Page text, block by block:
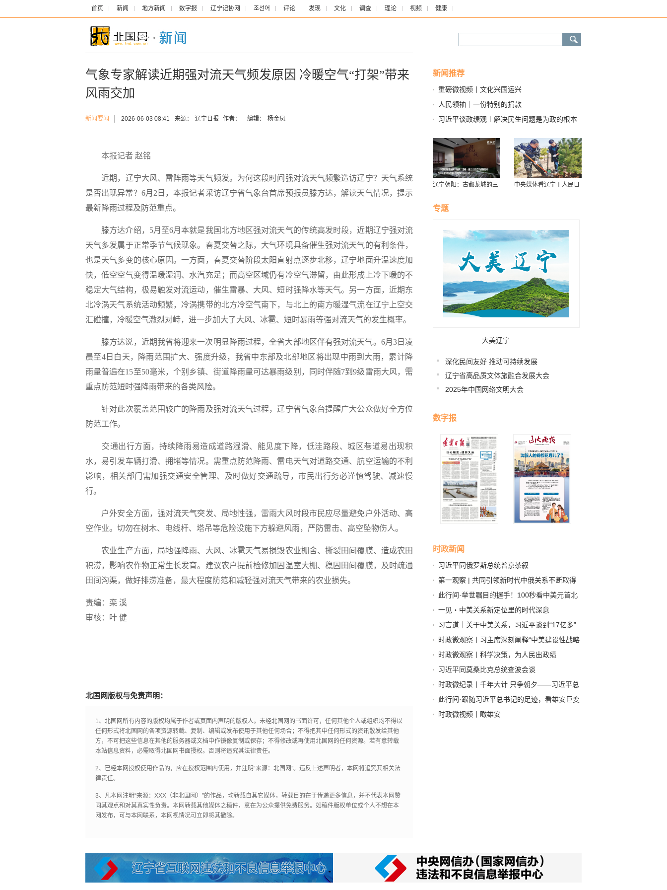
首页 新闻 地方新闻 数字报 辽宁记协网 조선어 评论 发现 文化 调查 理论 视频 健康
气象专家解读近期强对流天气频发原因 冷暖空气“打架”带来
风雨交加
新闻要闻 2026-06-03 08:41 来源： 辽宁日报 作者： 编辑： 杨金凤
本报记者 赵铭
近期，辽宁大风、雷阵雨等天气频发。为何这段时间强对流天气频繁造访辽宁？天气系统
是否出现异常？6月2日，本报记者采访辽宁省气象台首席预报员滕方达，解读天气情况，提示
最新降雨过程及防范重点。
滕方达介绍，5月至6月本就是我国北方地区强对流天气的传统高发时段，近期辽宁强对流
天气多发属于正常季节气候现象。春夏交替之际，大气环境具备催生强对流天气的有利条件，
也是天气多变的核心原因。一方面，春夏交替阶段太阳直射点逐步北移，辽宁地面升温速度加
快，低空空气变得温暖湿润、水汽充足；而高空区域仍有冷空气滞留，由此形成上冷下暖的不
稳定大气结构，极易触发对流运动，催生雷暴、大风、短时强降水等天气。另一方面，近期东
北冷涡天气系统活动频繁，冷涡携带的北方冷空气南下，与北上的南方暖湿气流在辽宁上空交
汇碰撞，冷暖空气激烈对峙，进一步加大了大风、冰雹、短时暴雨等强对流天气的发生概率。
滕方达说，近期我省将迎来一次明显降雨过程，全省大部地区伴有强对流天气。6月3日凌
晨至4日白天，降雨范围扩大、强度升级，我省中东部及北部地区将出现中雨到大雨，累计降
雨量普遍在15至50毫米，个别乡镇、街道降雨量可达暴雨级别，同时伴随7到9级雷雨大风，需
重点防范短时强降雨带来的各类风险。
针对此次覆盖范围较广的降雨及强对流天气过程，辽宁省气象台提醒广大公众做好全方位
防范工作。
交通出行方面，持续降雨易造成道路湿滑、能见度下降，低洼路段、城区巷道易出现积
水，易引发车辆打滑、拥堵等情况。需重点防范降雨、雷电天气对道路交通、航空运输的不利
影响，相关部门需加强交通安全管理、及时做好交通疏导，市民出行务必谨慎驾驶、减速慢
行。
户外安全方面，强对流天气突发、局地性强，雷雨大风时段市民应尽量避免户外活动、高
空作业。切勿在树木、电线杆、塔吊等危险设施下方躲避风雨，严防雷击、高空坠物伤人。
农业生产方面，局地强降雨、大风、冰雹天气易损毁农业棚舍、撕裂田间覆膜、造成农田
积涝，影响农作物正常生长发育。建议农户提前检修加固温室大棚、稳固田间覆膜，及时疏通
田间沟渠，做好排涝准备，最大程度防范和减轻强对流天气带来的农业损失。
责编：栾 溪
审核：叶 健
北国网版权与免责声明：
1、北国网所有内容的版权均属于作者或页面内声明的版权人。未经北国网的书面许可，任何其他个人或组织均不得以
任何形式将北国网的各项资源转载、复制、编辑或发布使用于其他任何场合；不得把其中任何形式的资讯散发给其他
方，不可把这些信息在其他的服务器或文档中作镜像复制或保存；不得修改或再使用北国网的任何资源。若有意转载
本站信息资料，必需取得北国网书面授权。否则将追究其法律责任。
2、已经本网授权使用作品的，应在授权范围内使用，并注明“来源：北国网”。违反上述声明者，本网将追究其相关法
律责任。
3、凡本网注明“来源：XXX（非北国网）”的作品，均转载自其它媒体，转载目的在于传递更多信息，并不代表本网赞
同其观点和对其真实性负责。本网转载其他媒体之稿件，意在为公众提供免费服务。如稿件版权单位或个人不想在本
网发布，可与本网联系，本网视情况可立即将其撤除。
新闻推荐
重磅微视频丨文化兴国运兴
人民领袖｜一份特别的捐款
习近平谈政绩观︱解决民生问题是为政的根本
辽宁朝阳：古都龙城的三
中央媒体看辽宁丨人民日
专题
大美辽宁
深化民间友好 推动可持续发展
辽宁省高品质文体旅融合发展大会
2025年中国网络文明大会
数字报
时政新闻
习近平同俄罗斯总统普京茶叙
第一观察 | 共同引领新时代中俄关系不断取得
新成果
此行间·举世瞩目的握手！100秒看中美元首北
京会晤
一见・中美关系新定位里的时代深意
习言道｜关于中美关系，习近平谈到“17亿多”
和“80多亿”
时政微观察丨习主席深刻阐释“中美建设性战略
稳定关系”的核心要义
时政微观察丨科学决策，为人民出政绩
习近平同莫桑比克总统查波会谈
时政微纪录丨千年大计 只争朝夕——习近平总
书记赴河北雄安新区考察纪实
此行间·跟随习近平总书记的足迹，看雄安巨变
时政微视频丨瞰雄安